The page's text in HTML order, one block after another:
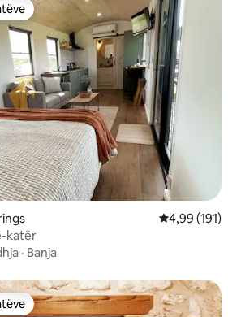
të klientëve
Vlerësimi
4,99 (191)
katër
· Banja
të klientëve